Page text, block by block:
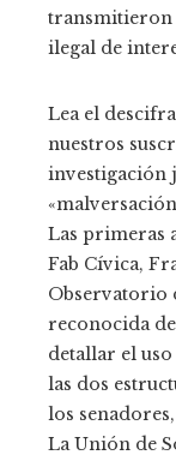
transmitieron
ilegal de
Lea el
nuestros
investigación
Las primeras
Fab Cívica,
Observatorio
reconocida
detallar el
las dos
los
La Unión de